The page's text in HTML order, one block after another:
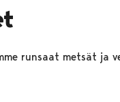
runsaat metsät ja